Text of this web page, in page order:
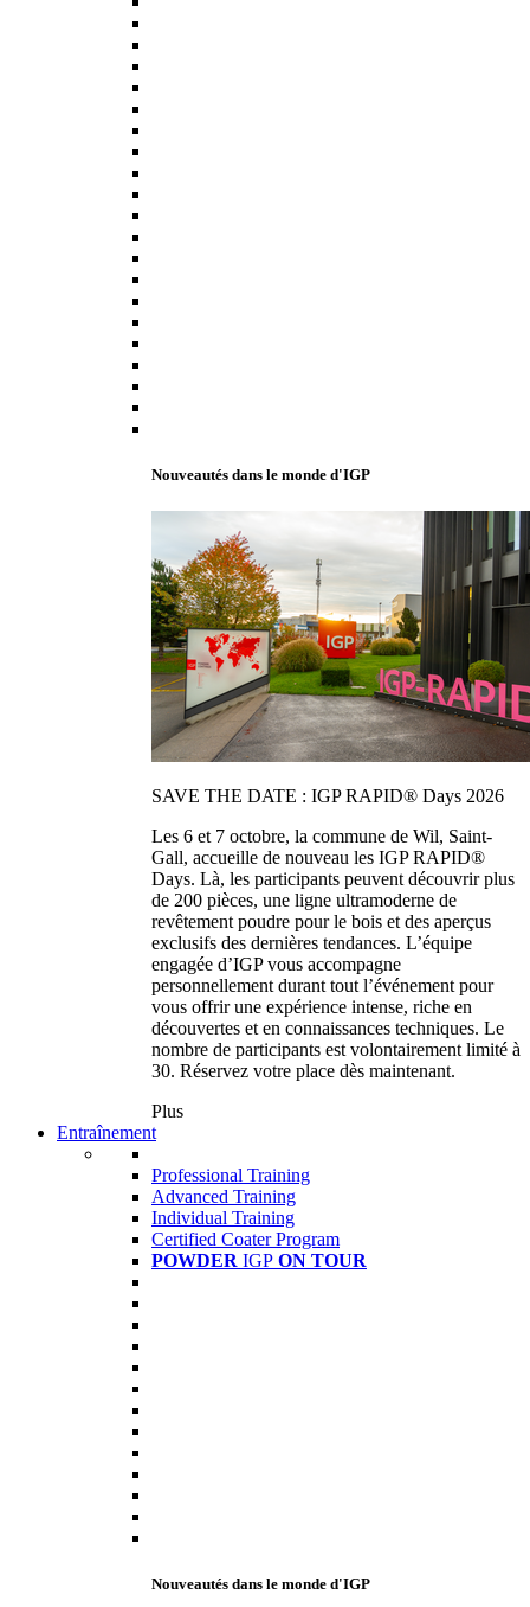
Nouveautés dans le monde d'IGP
SAVE THE DATE : IGP RAPID® Days 2026
Les 6 et 7 octobre, la commune de Wil, Saint-
Gall, accueille de nouveau les IGP RAPID®
Days. Là, les participants peuvent découvrir plus
de 200 pièces, une ligne ultramoderne de
revêtement poudre pour le bois et des aperçus
exclusifs des dernières tendances. L’équipe
engagée d’IGP vous accompagne
personnellement durant tout l’événement pour
vous offrir une expérience intense, riche en
découvertes et en connaissances techniques. Le
nombre de participants est volontairement limité à
30. Réservez votre place dès maintenant.
Plus
Entraînement
Professional Training
Advanced Training
Individual Training
Certified Coater Program
POWDER IGP ON TOUR
Nouveautés dans le monde d'IGP